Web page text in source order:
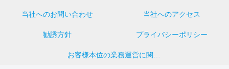
当社へのお問い合わせ 当社へのアクセス
勧誘方針 プライバシーポリシー